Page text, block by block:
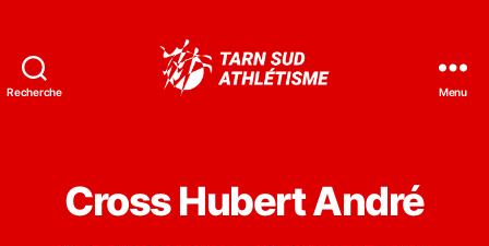
Recherche Menu
Cross Hubert André